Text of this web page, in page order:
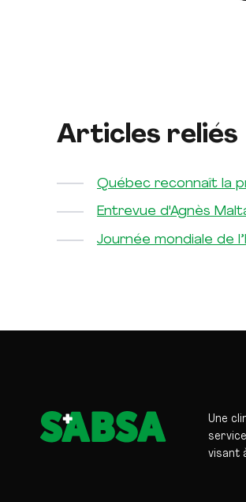
Articles reliés
Québec reconnaît la
Entrevue d'Agnès
Journée mondiale de
Une
visant